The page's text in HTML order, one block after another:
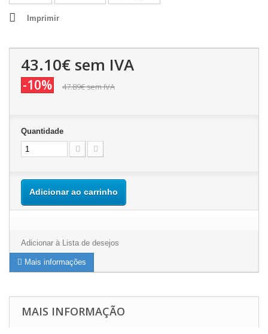
Imprimir
43.10€ sem IVA
-10% 47.89€sem IVA
Quantidade
Adicionar ao carrinho
Adicionar à Lista de desejos
Mais informações
MAIS INFORMAÇÃO